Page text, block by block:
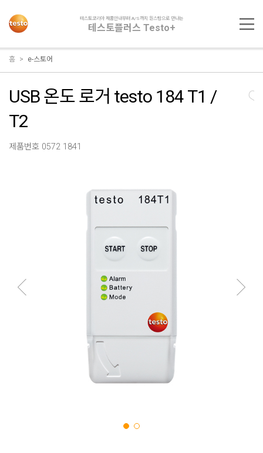
테스토코리아 제품안내부터 A/S까지 원스탑으로 만나는
테스토플러스 Testo+
홈 e-스토어
USB 온도 로거 testo 184 T1 /
T2
제품번호 0572 1841